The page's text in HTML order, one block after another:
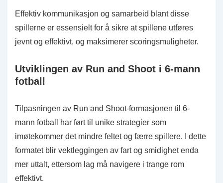
Effektiv kommunikasjon og samarbeid blant disse
spillerne er essensielt for å sikre at spillene utføres
jevnt og effektivt, og maksimerer scoringsmuligheter.
Utviklingen av Run and Shoot i 6-mann
fotball
Tilpasningen av Run and Shoot-formasjonen til 6-
mann fotball har ført til unike strategier som
imøtekommer det mindre feltet og færre spillere. I dette
formatet blir vektleggingen av fart og smidighet enda
mer uttalt, ettersom lag må navigere i trange rom
effektivt.